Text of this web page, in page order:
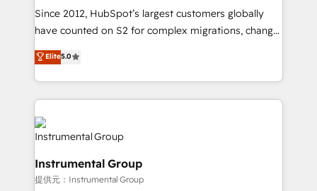
weeks, with workflows built around your business,
not a template. ➤ Migration: Move from any legacy
CRM. Zero downtime, full data integrity. ➤
Implementation: Configure HubSpot to run your
revenue process. Sales, marketing, and service wired
Ongoing Management: Monthly tune-ups, feature
rollouts, adoption coaching. Buying HubSpot,
switching to it, or reviving a stale portal? We are
built for the work.
Since 2012, HubSpot’s largest customers globally
have counted on S2 for complex migrations, change
management, systems integration, and creative
solutions that deliver measurable impact and
transform brand experiences As one of the few full-
service creative agencies in the HubSpot
ecosystem, we blend strategy, technology, & award-
winning design to build scalable, globally
marketing campaigns, & RevOps frameworks that
fuel long-term success We connect the entire
Elite5.0
Instrumental Group
提供元：Instrumental Group